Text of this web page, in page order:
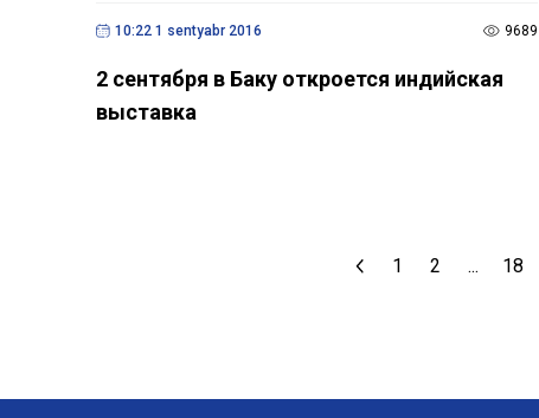
10:22 1 sentyabr 2016 9689
2 сентября в Баку откроется индийская
выставка
1 2 ... 18